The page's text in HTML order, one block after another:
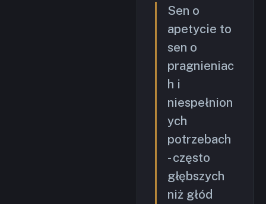
Sen o
apetycie to
sen o
pragnieniac
h i
niespełnion
ych
potrzebach
- często
głębszych
niż głód